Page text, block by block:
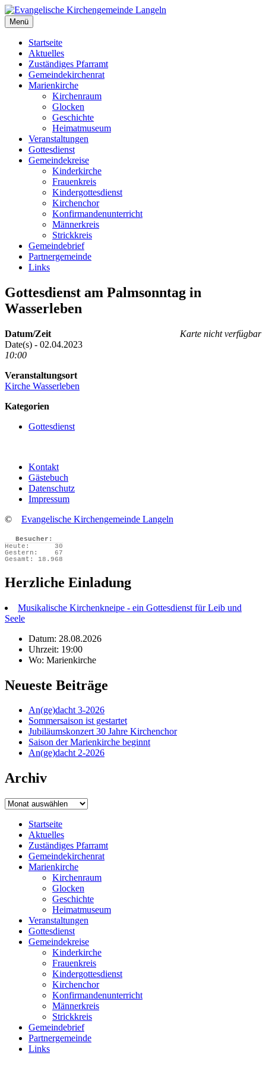
Zum
Inhalt
springen
Evangelische Kirchengemeinde Langeln
Evangelische Kirchengemeinde Langeln
Menü
Startseite
Aktuelles
Zuständiges Pfarramt
Gemeindekirchenrat
Marienkirche
Kirchenraum
Glocken
Geschichte
Heimatmuseum
Veranstaltungen
Gottesdienst
Gemeindekreise
Kinderkirche
Frauenkreis
Kindergottesdienst
Kirchenchor
Konfirmandenunterricht
Männerkreis
Strickkreis
Gemeindebrief
Partnergemeinde
Links
Gottesdienst am Palmsonntag in
Wasserleben
Karte nicht verfügbar
Datum/Zeit
Date(s) - 02.04.2023
10:00
Veranstaltungsort
Kirche Wasserleben
Kategorien
Gottesdienst
Kontakt
Gästebuch
Datenschutz
Impressum
© Evangelische Kirchengemeinde Langeln
Besucher:
Heute:
30
Gestern:
67
Gesamt:
18.968
Herzliche Einladung
Musikalische Kirchenkneipe - ein Gottesdienst für Leib und
Seele
Datum: 28.08.2026
Uhrzeit: 19:00
Wo: Marienkirche
Neueste Beiträge
An(ge)dacht 3-2026
Sommersaison ist gestartet
Jubiläumskonzert 30 Jahre Kirchenchor
Saison der Marienkirche beginnt
An(ge)dacht 2-2026
Archiv
Archiv
Startseite
Aktuelles
Zuständiges Pfarramt
Gemeindekirchenrat
Marienkirche
Kirchenraum
Glocken
Geschichte
Heimatmuseum
Veranstaltungen
Gottesdienst
Gemeindekreise
Kinderkirche
Frauenkreis
Kindergottesdienst
Kirchenchor
Konfirmandenunterricht
Männerkreis
Strickkreis
Gemeindebrief
Partnergemeinde
Links